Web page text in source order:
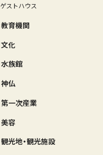
ゲストハウス
教育機関
文化
水族館
神仏
第一次産業
美容
観光地・観光施設